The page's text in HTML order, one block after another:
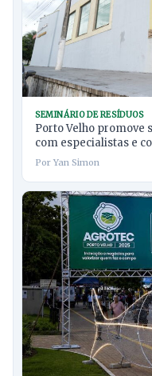
SEMINÁRIO DE RESÍDUOS
Porto Velho promove
com especialistas e
Por Yan Simon